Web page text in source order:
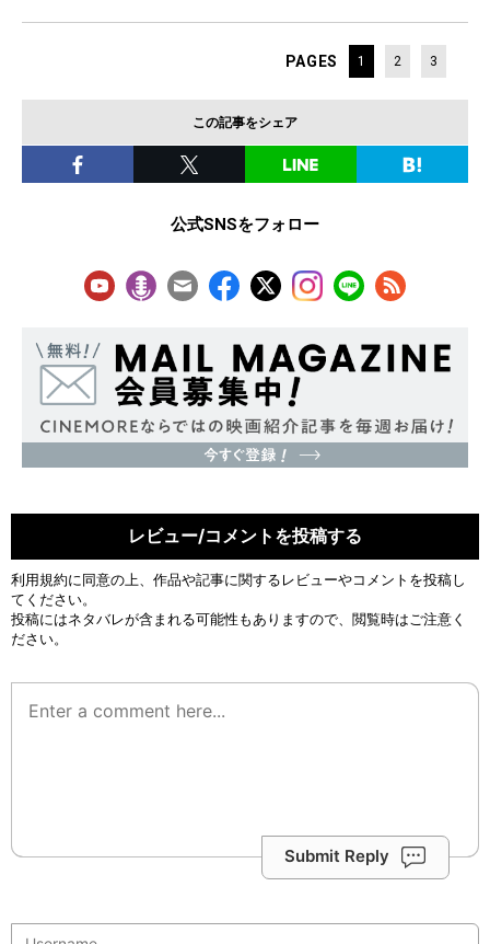
PAGES 1 2 3
この記事をシェア
公式SNSをフォロー
レビュー/コメントを投稿する
利用規約に同意の上、作品や記事に関するレビューやコメントを投稿し
てください。
投稿にはネタバレが含まれる可能性もありますので、閲覧時はご注意く
ださい。
Submit Reply